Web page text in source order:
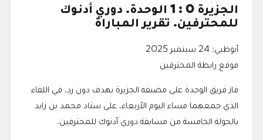
الجزيرة 0 : 1 الوحدة. دوري أدنوك
للمحترفين. تقرير المباراة
أبوظبي: 24 سبتمبر 2025
موقع رابطة المحترفين
فاز فريق الوحدة على مضيفه الجزيرة بهدف دون رد، في اللقاء
الذي جمعهما مساء اليوم الأربعاء، على ستاد محمد بن زايد
بالجولة الخامسة من مسابقة دوري أدنوك للمحترفين.